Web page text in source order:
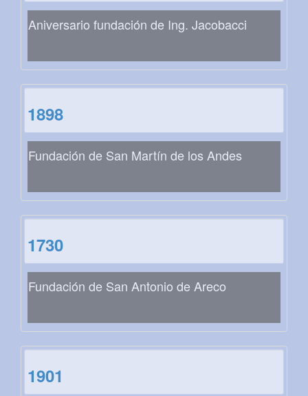
Aniversario fundación de Ing. Jacobacci
1898
Fundación de San Martín de los Andes
1730
Fundación de San Antonio de Areco
1901